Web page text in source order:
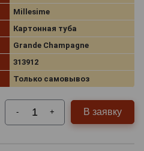
Millesime
Картонная туба
Grande Champagne
313912
Только самовывоз
- + В заявку